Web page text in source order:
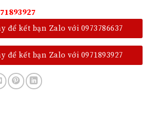
để kết bạn Zalo với 0973786637
để kết bạn Zalo với 0971893927